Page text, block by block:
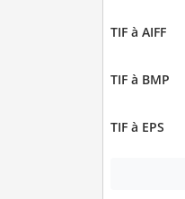
TIF à AIFF
TIF à BMP
TIF à EPS